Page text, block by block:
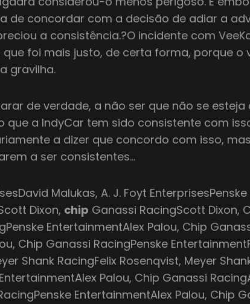
de concordar com a decisão de adiar a
a consistência.?O incidente com
que foi mais justo, de certa forma, porque o
gravilha.
de verdade, a não ser que não se esteja
que a IndyCar tem sido consistente com
a dizer que concordo com isso,
a ser consistentes…
Malukas, A. J. Foyt EnterprisesPenske
Dixon, chip Ganassi RacingScott Dixon,
EntertainmentAlex Palou, Chip
Chip Ganassi RacingPenske
Shank RacingFelix Rosenqvist, Meyer
Palou, Chip Ganassi
EntertainmentAlex Palou, Chip